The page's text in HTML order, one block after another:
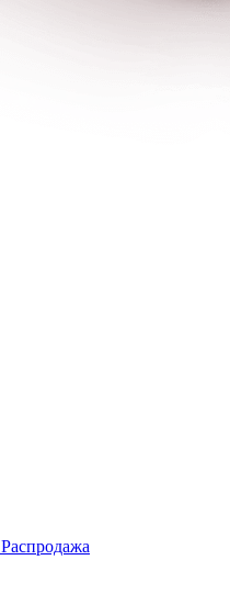
Распродажа